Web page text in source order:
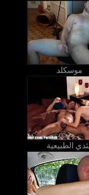
موسكلد
الطبيعية